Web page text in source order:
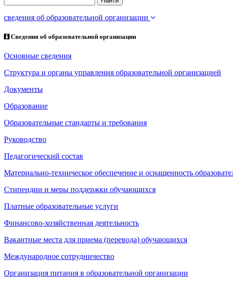
сведения об образовательной организации
Сведения об образовательной организации
Основные сведения
Структура и органы управления образовательной организацией
Документы
Образование
Образовательные стандарты и требования
Руководство
Педагогический состав
Материально-техническое обеспечение и оснащенность
Стипендии и меры поддержки обучающихся
Платные образовательные услуги
Финансово-хозяйственная деятельность
Вакантные места для приема (перевода) обучающихся
Международное сотрудничество
Организация питания в образовательной организации